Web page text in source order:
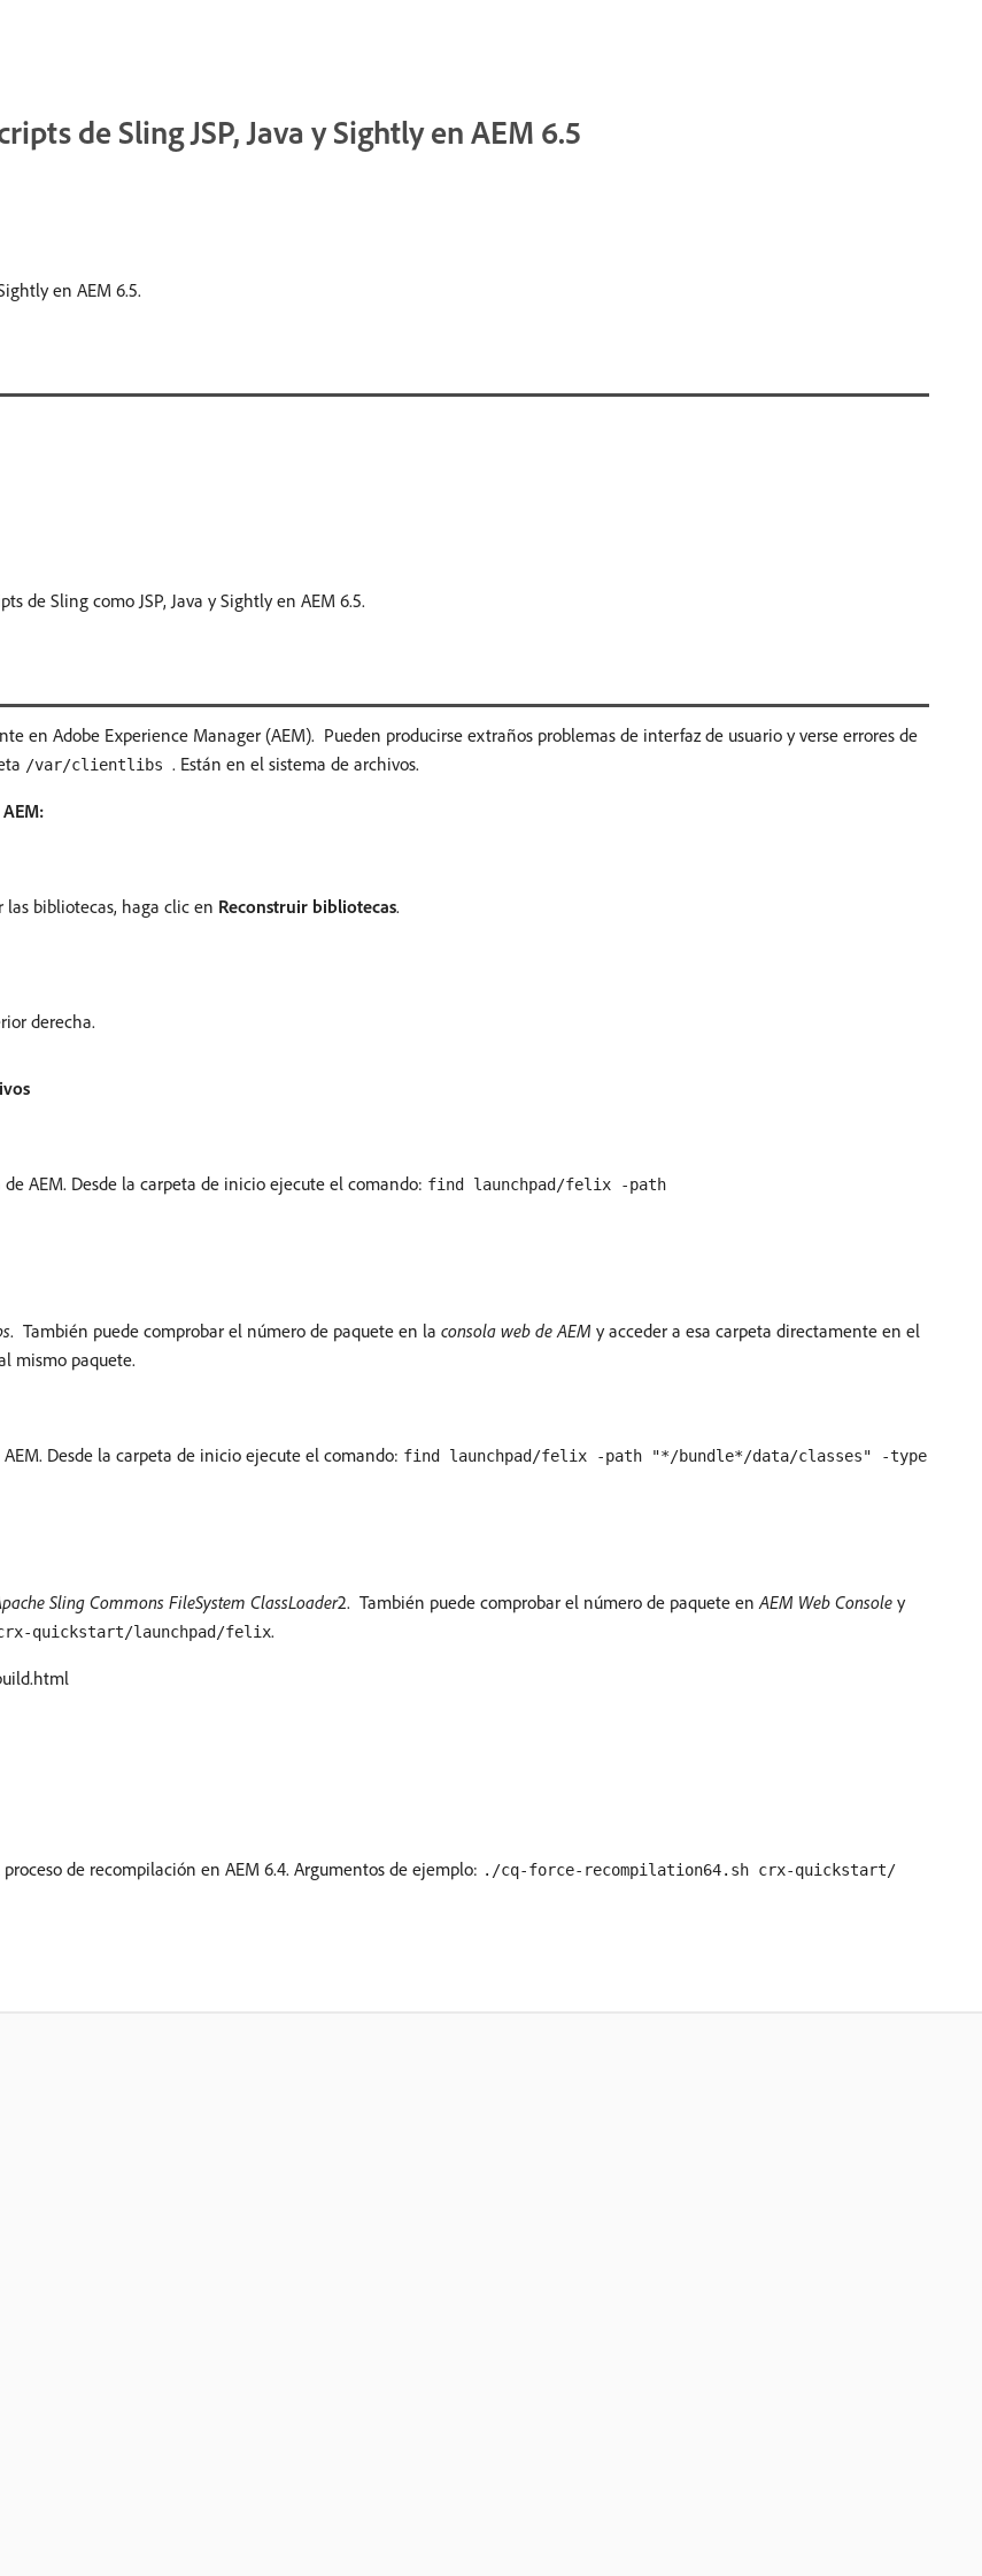
de Sling JSP, Java y Sightly en AEM 6.5
en AEM 6.5.
de Sling como JSP, Java y Sightly en AEM 6.5.
en Adobe Experience Manager (AEM). Pueden producirse extraños problemas de interfaz de usuario y verse errores de
/var/clientlibs . Están en el sistema de archivos.
las bibliotecas, haga clic en Reconstruir bibliotecas.
derecha.
AEM. Desde la carpeta de inicio ejecute el comando: find launchpad/felix -path
. También puede comprobar el número de paquete en la consola web de AEM y acceder a esa carpeta directamente en el
mismo paquete.
Desde la carpeta de inicio ejecute el comando: find launchpad/felix -path "*/bundle*/data/classes" -type
Sling Commons FileSystem ClassLoader2. También puede comprobar el número de paquete enAEM Web Console y
quickstart/launchpad/felix.
de recompilación en AEM 6.4. Argumentos de ejemplo: ./cq-force-recompilation64.sh crx-quickstart/